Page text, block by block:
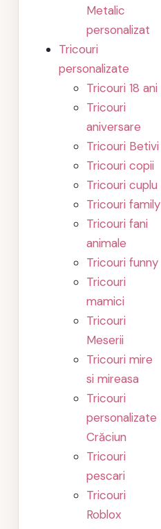
Metalic
personalizat
Tricouri
personalizate
Tricouri 18 ani
Tricouri
aniversare
Tricouri Betivi
Tricouri copii
Tricouri cuplu
Tricouri family
Tricouri fani
animale
Tricouri funny
Tricouri
mamici
Tricouri
Meserii
Tricouri mire
si mireasa
Tricouri
personalizate
Crăciun
Tricouri
pescari
Tricouri
Roblox